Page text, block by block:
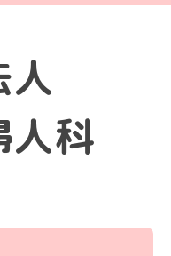
人
人科